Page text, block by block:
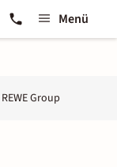
Menü
REWE Group